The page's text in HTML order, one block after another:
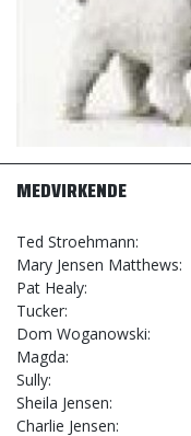
MEDVIRKENDE
Ted Stroehmann
Mary Jensen Matthews
Pat Healy
Tucker
Dom Woganowski
Magda
Sully
Sheila Jensen
Charlie Jensen